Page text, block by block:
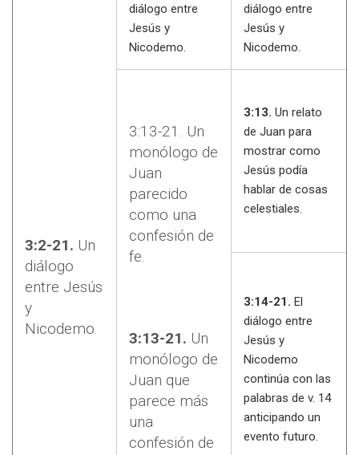
3:2-21. Un
diálogo
entre Jesús
y
Nicodemo.
diálogo entre
Jesús y
Nicodemo.
diálogo entre
Jesús y
Nicodemo.
3:13-21. Un
monólogo de
Juan
parecido
como una
confesión de
fe.
3:13-21. Un
monólogo de
Juan que
parece más
una
confesión de
3:13. Un relato
de Juan para
mostrar como
Jesús podía
hablar de cosas
celestiales.
3:14-21. El
diálogo entre
Jesús y
Nicodemo
continúa con las
palabras de v. 14
anticipando un
evento futuro.